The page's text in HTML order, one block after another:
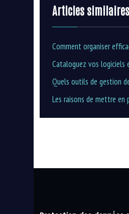
Articles similaires
Comment organiser
Cataloguez vos logiciels
Quels outils de gestion
Les raisons de mettre en